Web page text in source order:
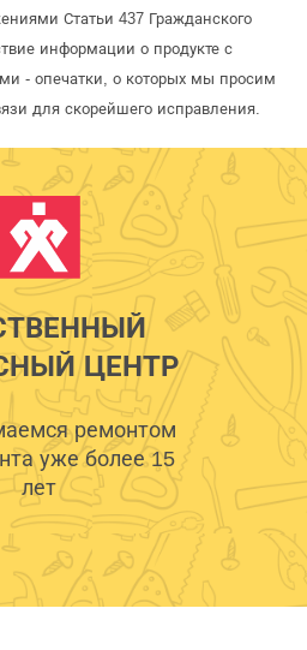
Статьи 437 Гражданского
информации о продукте с
- опечатки, о которых мы просим
для скорейшего исправления.
ЦЕНТР
ремонтом
уже более 15
лет